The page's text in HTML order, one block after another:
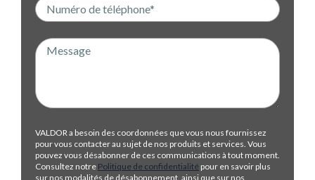
VALDOR a besoin des coordonnées que vous nous fournissez
pour vous contacter au sujet de nos produits et services. Vous
pouvez vous désabonner de ces communications à tout moment.
Consultez notre Politique de confidentialité pour en savoir plus
sur nos modalités de désabonnement, ainsi que sur nos